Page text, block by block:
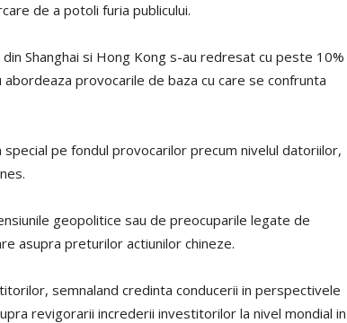
de a potoli furia publicului.
Shanghai si Hong Kong s-au redresat cu peste 10%
provocarile de baza cu care se confrunta
pe fondul provocarilor precum nivelul datoriilor,
geopolitice sau de preocuparile legate de
asupra preturilor actiunilor chineze.
semnaland credinta conducerii in perspectivele
revigorarii increderii investitorilor la nivel mondial in